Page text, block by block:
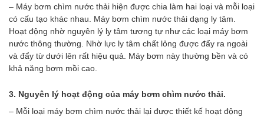
– Máy bơm chìm nước thải hiện được chia làm hai loại và mỗi loại
có cấu tạo khác nhau. Máy bơm chìm nước thải dạng ly tâm.
Hoạt động nhờ nguyên lý ly tâm tương tự như các loại máy bơm
nước thông thường. Nhờ lực ly tâm chất lỏng được đẩy ra ngoài
và đẩy từ dưới lên rất hiệu quả. Máy bơm này thường bền và có
khả năng bơm mồi cao.
3. Nguyên lý hoạt động của máy bơm chìm nước thải.
– Mỗi loại máy bơm chìm nước thải lại được thiết kế hoạt động